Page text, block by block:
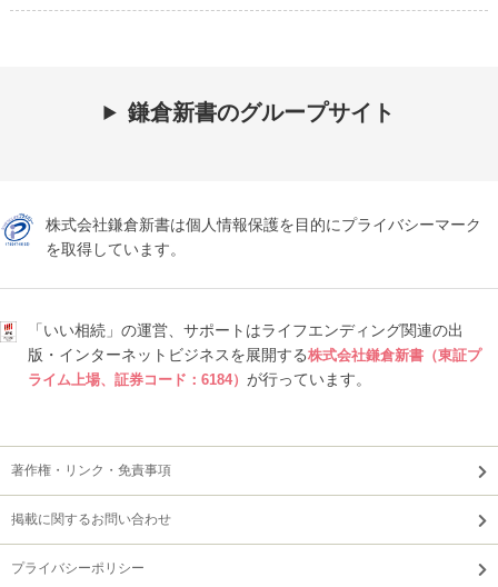
鎌倉新書のグループサイト
株式会社鎌倉新書は個人情報保護を目的にプライバシーマーク
を取得しています。
「いい相続」の運営、サポートはライフエンディング関連の出
版・インターネットビジネスを展開する株式会社鎌倉新書（東証プ
ライム上場、証券コード：6184） が行っています。
著作権・リンク・免責事項
掲載に関するお問い合わせ
プライバシーポリシー